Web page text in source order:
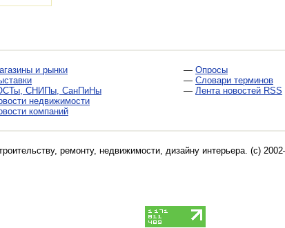
и рынки
СНИПы, СанПиНы
недвижимости
компаний
— Опросы
— Словари терминов
— Лента новостей RSS
ремонту, недвижимости, дизайну интерьера. (c)